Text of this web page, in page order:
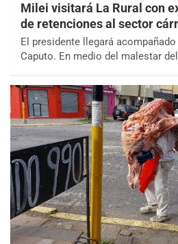
Milei visitará La Rural con
de retenciones al sector
El presidente llegará
Caputo. En medio del malestar